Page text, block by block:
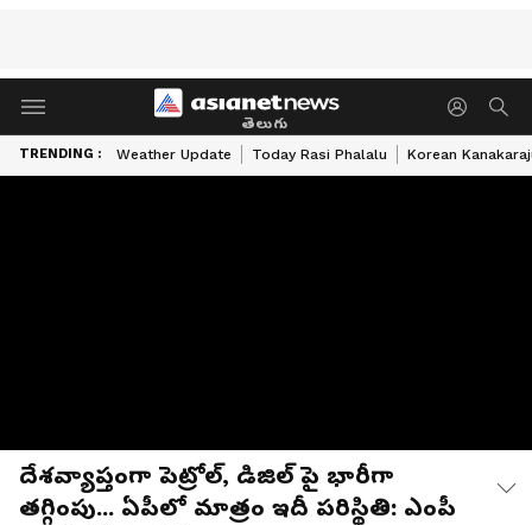
తెలుగు
TRENDING : Weather Update Today Rasi Phalalu Korean
దేశవ్యాప్తంగా పెట్రోల్, డిజిల్ పై భారీగా
తగ్గింపు... ఏపీలో మాత్రం ఇదీ పరిస్థితి: ఎంపీ